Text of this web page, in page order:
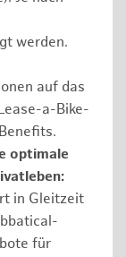
werden.
auf das
a-Bike-
optimale
in Gleitzeit
für